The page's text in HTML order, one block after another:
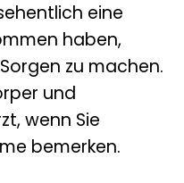
eine
haben,
zu machen.
und
wenn Sie
bemerken.